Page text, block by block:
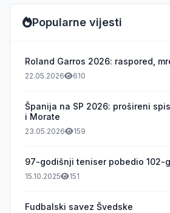
Popularne vijesti
Roland Garros 2026: raspored,
22.05.2026 610
Španija na SP 2026: prošireni
i Morate
23.05.2026 159
97-godišnji teniser pobedio 102-
15.10.2025 151
Fudbalski savez Švedske